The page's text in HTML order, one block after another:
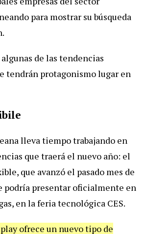
para mostrar su búsqueda
de las tendencias
tendrán protagonismo lugar en
lleva tiempo trabajando en
que traerá el nuevo año: el
que avanzó el pasado mes de
podría presentar oficialmente en
en la feria tecnológica CES.
ofrece un nuevo tipo de